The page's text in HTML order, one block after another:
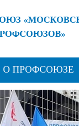
О ПРОФСОЮЗЕ